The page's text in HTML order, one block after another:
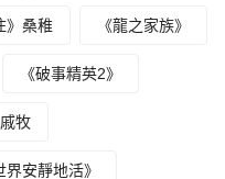
》桑稚 《龍之家族》
《破事精英2》
牧
界安靜地活》